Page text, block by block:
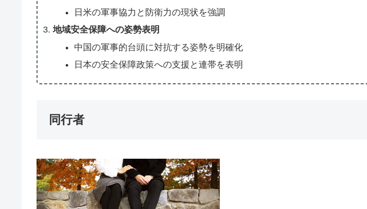
日米の軍事協力と防衛力の現状を強調
地域安全保障への姿勢表明
中国の軍事的台頭に対抗する姿勢を明確化
日本の安全保障政策への支援と連帯を表明
同行者